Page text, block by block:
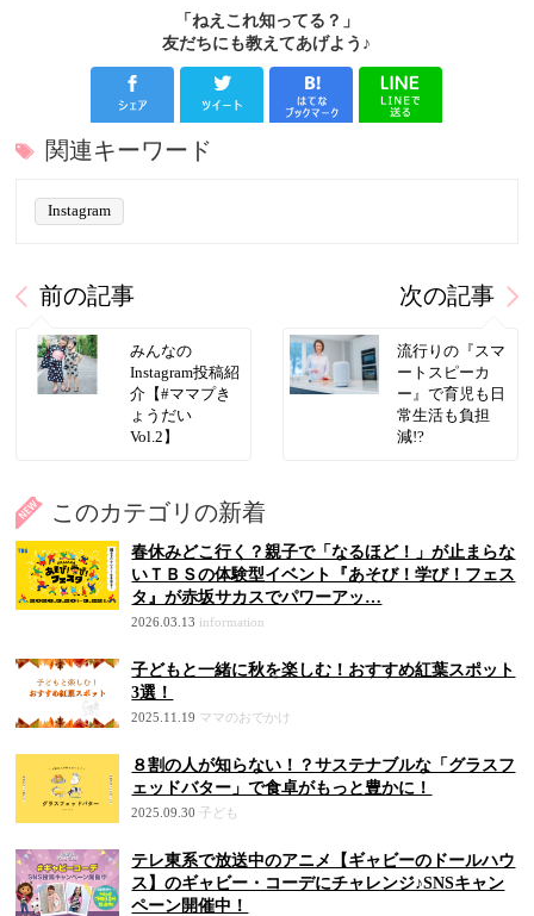
「ねえこれ知ってる？」
友だちにも教えてあげよう♪
関連キーワード
Instagram
前の記事
みんなの
Instagram投稿紹
介【#ママプき
ょうだい
Vol.2】
次の記事
流行りの『スマ
ートスピーカ
ー』で育児も日
常生活も負担
減!?
このカテゴリの新着
春休みどこ行く？親子で「なるほど！」が止まらな
いＴＢＳの体験型イベント『あそび！学び！フェス
タ』が赤坂サカスでパワーアッ…
2026.03.13 information
子どもと一緒に秋を楽しむ！おすすめ紅葉スポット
3選！
2025.11.19 ママのおでかけ
８割の人が知らない！？サステナブルな「グラスフ
ェッドバター」で食卓がもっと豊かに！
2025.09.30 子ども
テレ東系で放送中のアニメ【ギャビーのドールハウ
ス】のギャビー・コーデにチャレンジ♪SNSキャン
ペーン開催中！